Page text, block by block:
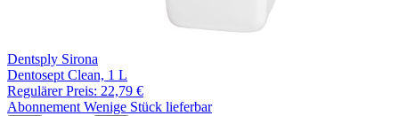
Dentsply Sirona
Dentosept Clean, 1 L
Regulärer Preis: 22,79 €
AbonnementWenige Stück lieferbar